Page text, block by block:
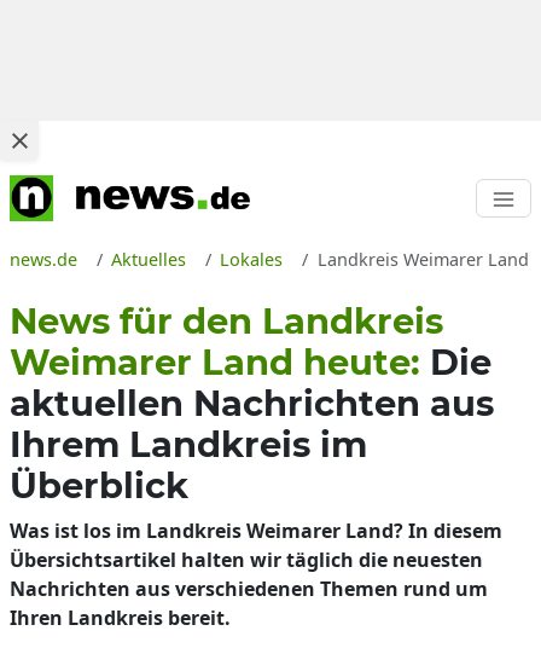
news.de Aktuelles Lokales Landkreis Weimarer Land
News für den Landkreis
Weimarer Land heute: Die
aktuellen Nachrichten aus
Ihrem Landkreis im
Überblick
Was ist los im Landkreis Weimarer Land? In diesem
Übersichtsartikel halten wir täglich die neuesten
Nachrichten aus verschiedenen Themen rund um
Ihren Landkreis bereit.